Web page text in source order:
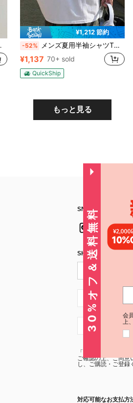
¥1,212 節約
-52% メンズ夏用半袖シャツTシャツはシンプルなカートゥーンプリントデザインです。 ,ゆったりとしたシルエット,100%純綿で通気性があり、汗を吸収します。 ,日本の夏に適しています.メンズ tシャツ おもしろtシャツ tシャツ y2k 半袖
¥1,137 70+ sold
QuickShip
もっと見る
SNSフォローはこち
SHEIN STYLE
JP + 81
JP + 81
「SHEIN STYLE
ご確認の上、ご同意
し、ご購読・ご登録
対応可能なお支払方
30%オフ＆送料無料 会
上